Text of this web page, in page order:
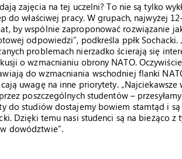
zajęcia na tej uczelni? To nie są tylko
do właściwej pracy. W grupach, najwyżej
by wspólnie zaproponować rozwiązanie
odpowiedzi”, podkreśla ppłk Sochacki.
problemach nierzadko ścierają się
o wzmacnianiu obrony NATO.
do wzmacniania wschodniej flanki
uwagę na inne priorytety.
poszczególnych studentów –
do studiów dostajemy bowiem stamtąd i
Dzięki temu nasi studenci są na bieżąco
dowództwie”.